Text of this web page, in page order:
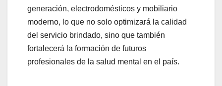
generación, electrodomésticos y mobiliario
moderno, lo que no solo optimizará la calidad
del servicio brindado, sino que también
fortalecerá la formación de futuros
profesionales de la salud mental en el país.